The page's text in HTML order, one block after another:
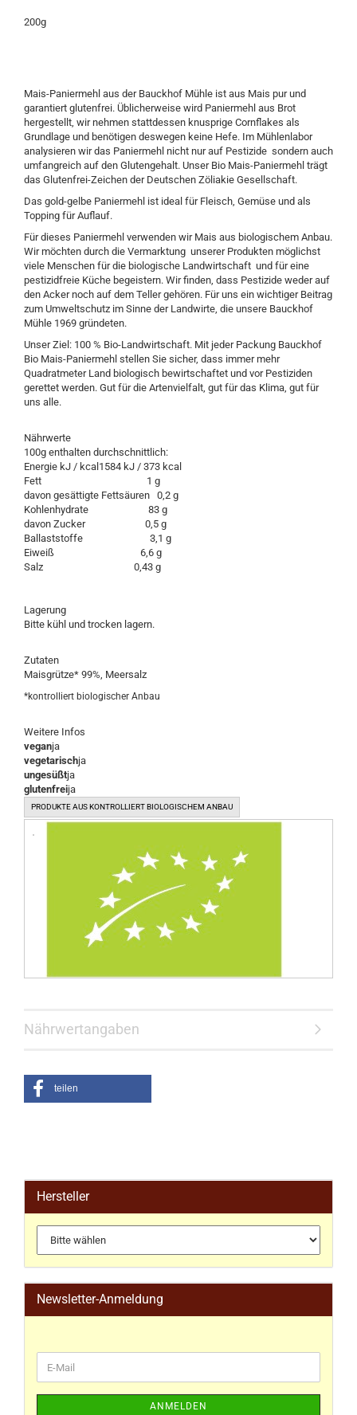
200g
Mais-Paniermehl aus der Bauckhof Mühle ist aus Mais pur und
garantiert glutenfrei. Üblicherweise wird Paniermehl aus Brot
hergestellt, wir nehmen stattdessen knusprige Cornflakes als
Grundlage und benötigen deswegen keine Hefe. Im Mühlenlabor
analysieren wir das Paniermehl nicht nur auf Pestizide sondern auch
umfangreich auf den Glutengehalt. Unser Bio Mais-Paniermehl trägt
das Glutenfrei-Zeichen der Deutschen Zöliakie Gesellschaft.
Das gold-gelbe Paniermehl ist ideal für Fleisch, Gemüse und als
Topping für Auflauf.
Für dieses Paniermehl verwenden wir Mais aus biologischem Anbau.
Wir möchten durch die Vermarktung unserer Produkten möglichst
viele Menschen für die biologische Landwirtschaft und für eine
pestizidfreie Küche begeistern. Wir finden, dass Pestizide weder auf
den Acker noch auf dem Teller gehören. Für uns ein wichtiger Beitrag
zum Umweltschutz im Sinne der Landwirte, die unsere Bauckhof
Mühle 1969 gründeten.
Unser Ziel: 100 % Bio-Landwirtschaft. Mit jeder Packung Bauckhof
Bio Mais-Paniermehl stellen Sie sicher, dass immer mehr
Quadratmeter Land biologisch bewirtschaftet und vor Pestiziden
gerettet werden. Gut für die Artenvielfalt, gut für das Klima, gut für
uns alle.
Nährwerte
100g enthalten durchschnittlich:
Energie kJ / kcal1584 kJ / 373 kcal
Fett 1 g
davon gesättigte Fettsäuren 0,2 g
Kohlenhydrate 83 g
davon Zucker 0,5 g
Ballaststoffe 3,1 g
Eiweiß 6,6 g
Salz 0,43 g
Lagerung
Bitte kühl und trocken lagern.
Zutaten
Maisgrütze* 99%, Meersalz
*kontrolliert biologischer Anbau
Weitere Infos
veganja
vegetarischja
ungesüßtja
glutenfreija
PRODUKTE AUS KONTROLLIERT BIOLOGISCHEM ANBAU
Nährwertangaben
teilen
Hersteller
Newsletter-Anmeldung
ANMELDEN